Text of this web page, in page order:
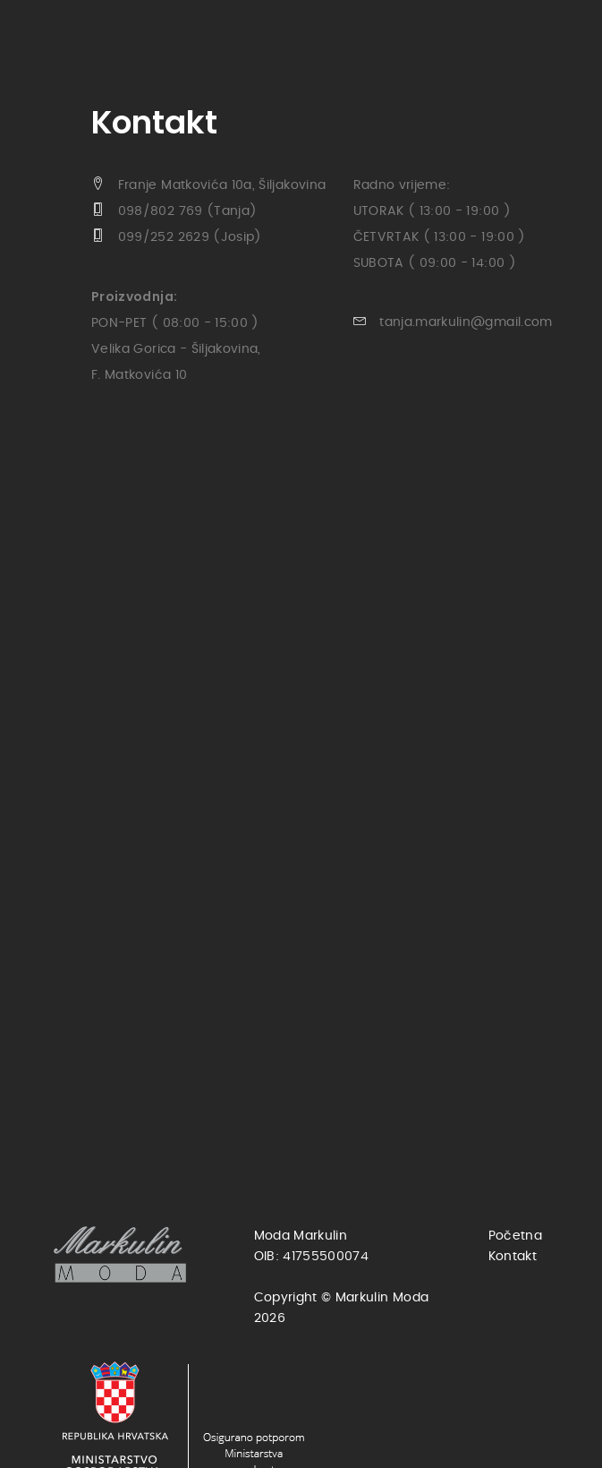
Kontakt
Franje Matkovića 10a, Šiljakovina
098/802 769 (Tanja)
099/252 2629 (Josip)
Proizvodnja:
PON-PET ( 08:00 - 15:00 )
Velika Gorica - Šiljakovina,
F. Matkovića 10
Radno vrijeme:
UTORAK ( 13:00 - 19:00 )
ČETVRTAK ( 13:00 - 19:00 )
SUBOTA ( 09:00 - 14:00 )
tanja.markulin@gmail.com
Moda Markulin
OIB: 41755500074
Copyright © Markulin Moda
2026
Početna
Kontakt